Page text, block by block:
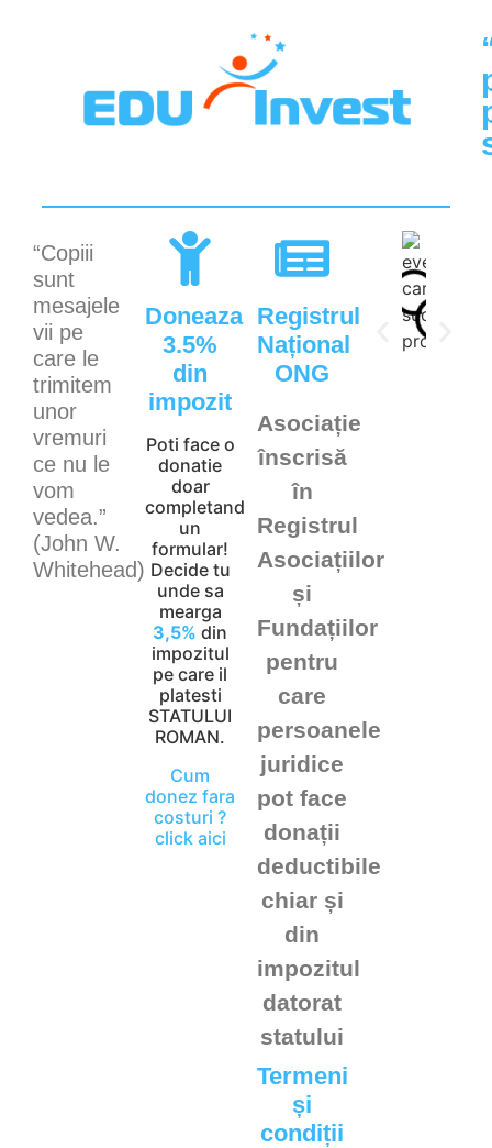
“Copiii
sunt
mesajele
vii pe
care le
trimitem
unor
vremuri
ce nu le
vom
vedea.”
(John W.
Whitehead)
Doneaza
3.5%
din
impozit
Poti face o
donatie
doar
completand
un
formular!
Decide tu
unde sa
mearga
3,5% din
impozitul
pe care il
platesti
STATULUI
ROMAN.
Cum
donez fara
costuri ?
click aici
Registrul
Național
ONG
Asociație
înscrisă
în
Registrul
Asociațiilor
și
Fundațiilor
pentru
care
persoanele
juridice
pot face
donații
deductibile
chiar și
din
impozitul
datorat
statului
Termeni
și
condiții